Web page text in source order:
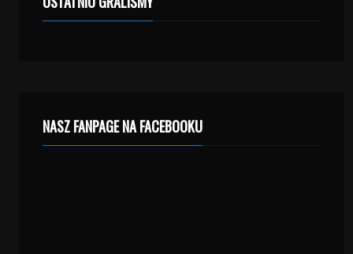
NASZ FANPAGE NA FACEBOOKU